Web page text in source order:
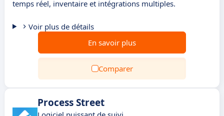
temps réel, inventaire et intégrations multiples.
Voir plus de détails
En savoir plus
Comparer
Process Street